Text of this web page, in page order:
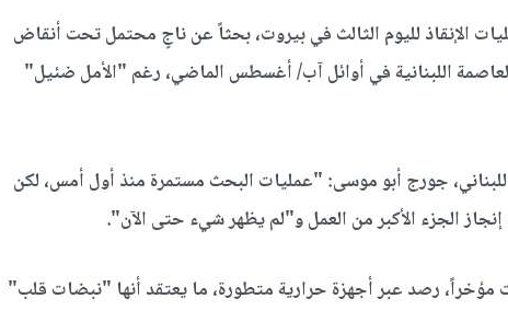
الإنقاذ لليوم الثالث في بيروت، بحثاً عن ناجٍ محتمل تحت أنقاض
اللبنانية في أوائل آب/ أغسطس الماضي، رغم "الأمل ضئيل"
جورج أبو موسى: "عمليات البحث مستمرة منذ أول أمس، لكن
الجزء الأكبر من العمل و"لم يظهر شيء حتى الآن".
مؤخراً، رصد عبر أجهزة حرارية متطورة، ما يعتقد أنها "نبضات قلب"